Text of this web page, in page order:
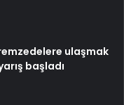
ulaşmak
başladı